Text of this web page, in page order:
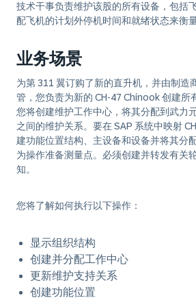
技术干事负责维护该股的所有设备，包括
配飞机的计划外停机时间和就绪状态来衡量
业务场景
为第 311 翼订购了新的直升机，并由制造
管，您负责为新的 CH-47 Chinook 创建所
您将创建维护工作中心，将其分配到武力
之间的维护关系。要在 SAP 系统中映射
建功能位置结构、主设备和设备并将其分
为操作准备测量点。必须创建并转发有关
知。
您将了解如何执行以下操作：
显示组织结构
创建并分配工作中心
更新维护支持关系
创建功能位置